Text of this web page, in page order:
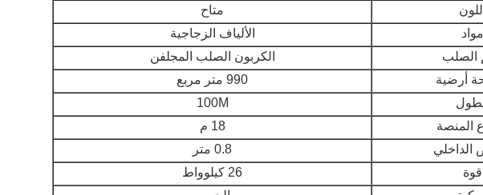
اللون
متاح
مواد
الألياف الزجاجية
الصلب
الكربون الصلب المجلفن
أرضية
990 متر مربع
100M
المنصة
18 م
الداخلي
0.8 متر
قوة
26 كيلوواط